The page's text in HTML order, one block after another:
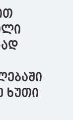
ხუთი